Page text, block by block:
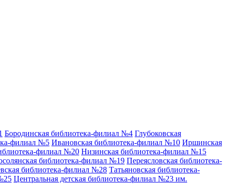
Бородинская библиотека-филиал №4 Глубоковская
филиал №5 Ивановская библиотека-филиал №10 Иршинская
филиал №20 Низинская библиотека-филиал №15
библиотека-филиал №19 Переясловская библиотека-
библиотека-филиал №28 Татьяновская библиотека-
Центральная детская библиотека-филиал №23 им.